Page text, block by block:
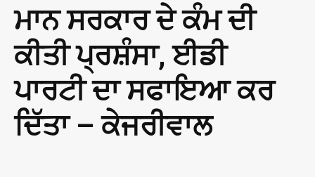
ਮਾਨ ਸਰਕਾਰ ਦੇ ਕੰਮ ਦੀ
ਕੀਤੀ ਪ੍ਰਸ਼ੰਸਾ, ਈਡੀ
ਪਾਰਟੀ ਦਾ ਸਫਾਇਆ ਕਰ
ਦਿੱਤਾ – ਕੇਜਰੀਵਾਲ